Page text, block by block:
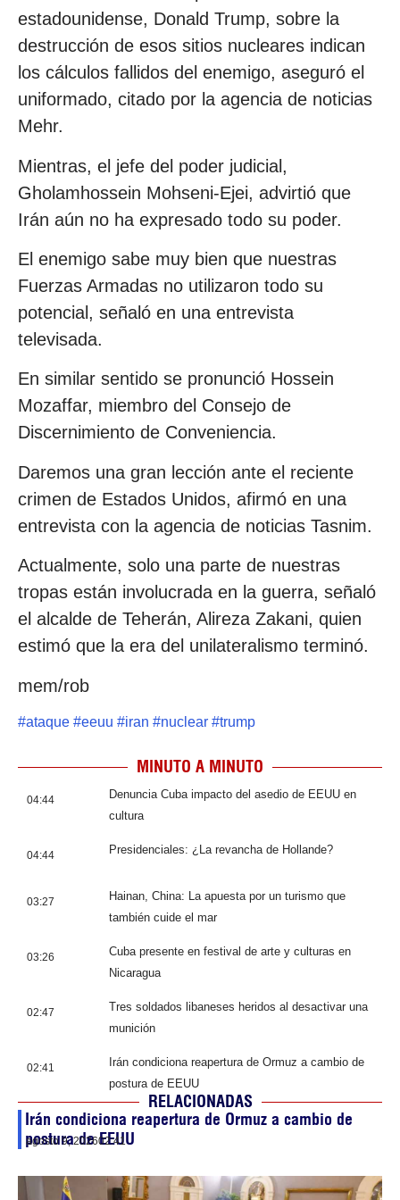
estadounidense, Donald Trump, sobre la
destrucción de esos sitios nucleares indican
los cálculos fallidos del enemigo, aseguró el
uniformado, citado por la agencia de noticias
Mehr.
Mientras, el jefe del poder judicial,
Gholamhossein Mohseni-Ejei, advirtió que
Irán aún no ha expresado todo su poder.
El enemigo sabe muy bien que nuestras
Fuerzas Armadas no utilizaron todo su
potencial, señaló en una entrevista
televisada.
En similar sentido se pronunció Hossein
Mozaffar, miembro del Consejo de
Discernimiento de Conveniencia.
Daremos una gran lección ante el reciente
crimen de Estados Unidos, afirmó en una
entrevista con la agencia de noticias Tasnim.
Actualmente, solo una parte de nuestras
tropas están involucrada en la guerra, señaló
el alcalde de Teherán, Alireza Zakani, quien
estimó que la era del unilateralismo terminó.
mem/rob
#ataque #eeuu #iran #nuclear #trump
MINUTO A MINUTO
04:44
Denuncia Cuba impacto del asedio de EEUU en
cultura
04:44 Presidenciales: ¿La revancha de Hollande?
03:27
Hainan, China: La apuesta por un turismo que
también cuide el mar
03:26
Cuba presente en festival de arte y culturas en
Nicaragua
02:47
Tres soldados libaneses heridos al desactivar una
munición
02:41
Irán condiciona reapertura de Ormuz a cambio de
postura de EEUU
RELACIONADAS
Irán condiciona reapertura de Ormuz a cambio de
postura de EEUU
agosto 9, 202602:41